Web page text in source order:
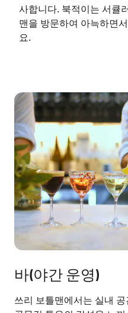
사합니다. 북적이는 서큘
맨을 방문하여 아늑하면
요.
바(야간 운영)
쓰리 보틀맨에서는 실내